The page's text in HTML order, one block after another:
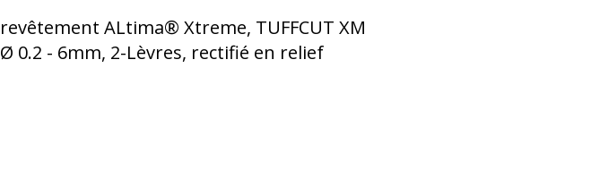
revêtement ALtima® Xtreme, TUFFCUT XM
Ø 0.2 - 6mm, 2-Lèvres, rectifié en relief